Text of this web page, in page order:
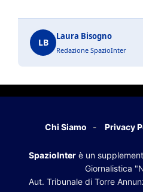
LB
Laura Bisogno
Redazione SpazioInter
Chi Siamo Privacy
SpazioInter è un
Giornalistica
Aut. Tribunale di Torre